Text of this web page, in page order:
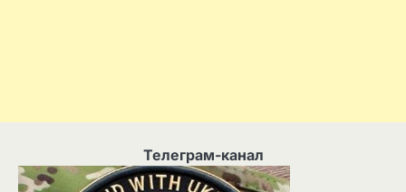
Телеграм-канал